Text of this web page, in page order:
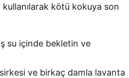
kötü kokuya son
su içinde bekletin ve
sirkesi ve birkaç damla lavanta